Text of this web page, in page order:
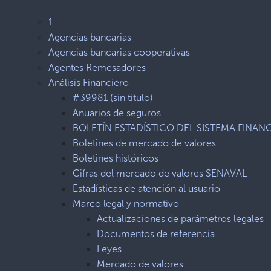
1
Agencias bancarias
Agencias bancarias cooperativas
Agentes Remesadores
Análisis Financiero
#39981 (sin título)
Anuarios de seguros
BOLETÍN ESTADÍSTICO DEL SISTEMA
Boletines de mercado de valores
Boletines históricos
Cifras del mercado de valores SENAVAL
Estadísticas de atención al usuario
Marco legal y normativo
Actualizaciones de parámetros legales
Documentos de referencia
Leyes
Mercado de valores